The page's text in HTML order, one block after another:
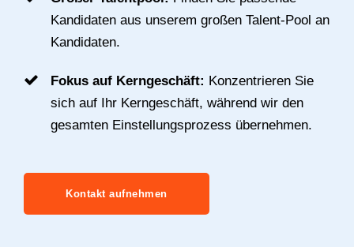
Kandidaten aus unserem großen Talent-Pool an
Kandidaten.
Fokus auf Kerngeschäft: Konzentrieren Sie
sich auf Ihr Kerngeschäft, während wir den
gesamten Einstellungsprozess übernehmen.
Kontakt aufnehmen